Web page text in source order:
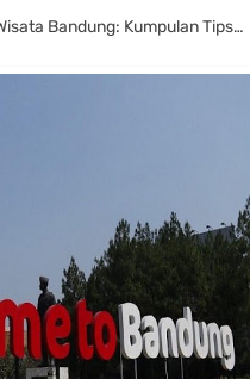
Kumpulan Tips dan Info Liburan ke Bandung